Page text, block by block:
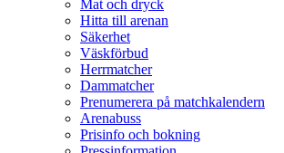
Mat och dryck
Hitta till arenan
Säkerhet
Väskförbud
Herrmatcher
Dammatcher
Prenumerera på matchkalendern
Arenabuss
Prisinfo och bokning